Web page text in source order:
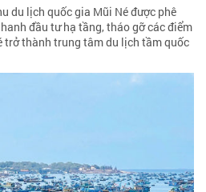
du lịch quốc gia Mũi Né được phê
đầu tư hạ tầng, tháo gỡ các điểm
trở thành trung tâm du lịch tầm quốc